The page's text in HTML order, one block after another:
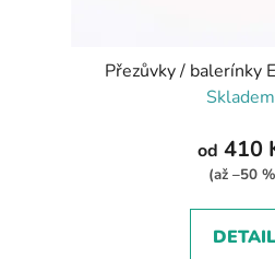
Přezůvky / balerínky
od 410
(až –50
DETAIL